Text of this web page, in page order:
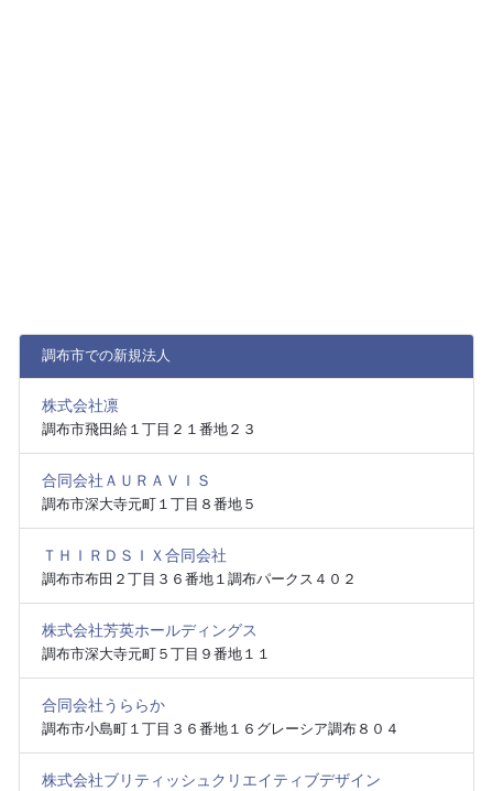
調布市での新規法人
株式会社凛
調布市飛田給１丁目２１番地２３
合同会社ＡＵＲＡＶＩＳ
調布市深大寺元町１丁目８番地５
ＴＨＩＲＤＳＩＸ合同会社
調布市布田２丁目３６番地１調布パークス４０２
株式会社芳英ホールディングス
調布市深大寺元町５丁目９番地１１
合同会社うららか
調布市小島町１丁目３６番地１６グレーシア調布８０４
株式会社ブリティッシュクリエイティブデザイン